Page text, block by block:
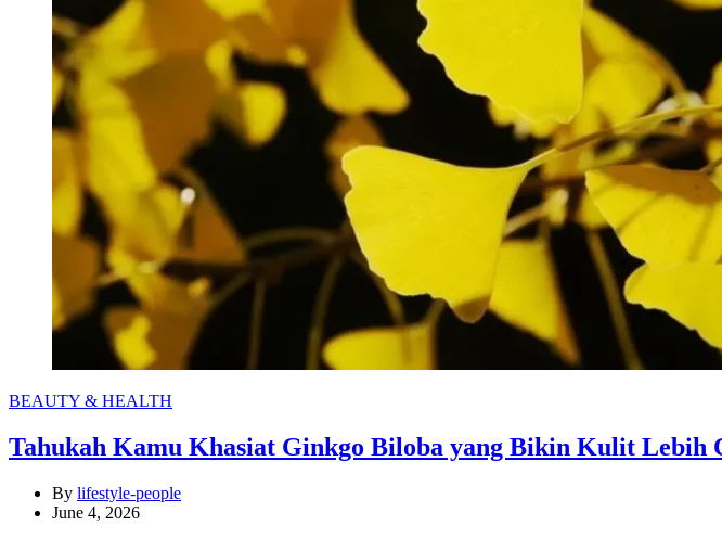
Categories
BEAUTY & HEALTH
Tahukah Kamu Khasiat Ginkgo Biloba yang Bikin Kulit Lebih
By lifestyle-people
June 4, 2026